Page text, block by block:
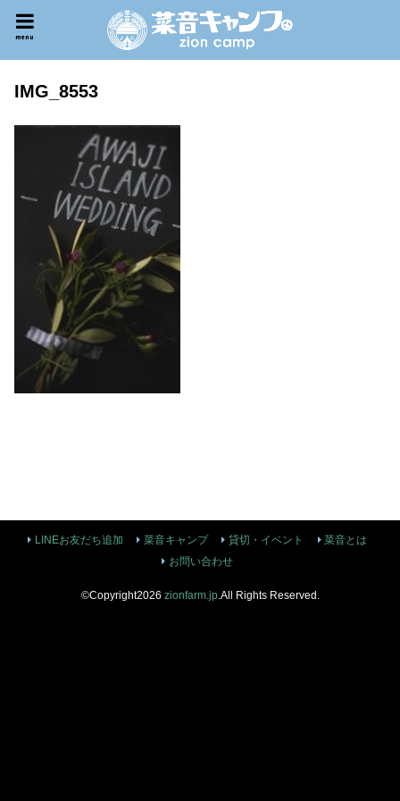
menu
IMG_8553
LINEお友だち追加 菜音キャンプ 貸切・イベント
菜音とは
お問い合わせ
©Copyright2026 zionfarm.jp.All Rights Reserved.